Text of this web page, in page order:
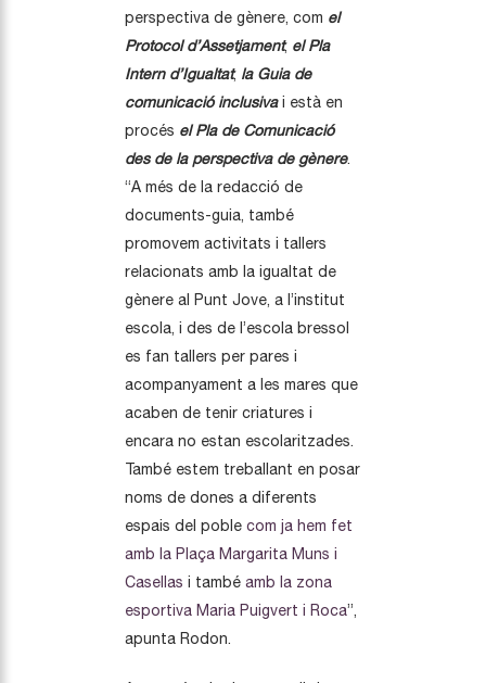
perspectiva de gènere, com el
Protocol d’Assetjament, el Pla
Intern d’Igualtat, la Guia de
comunicació inclusivai està en
procés el Pla de Comunicació
des de la perspectiva de gènere.
“A més de la redacció de
documents-guia, també
promovem activitats i tallers
relacionats amb la igualtat de
gènere al Punt Jove, a l’institut
escola, i des de l’escola bressol
es fan tallers per pares i
acompanyament a les mares que
acaben de tenir criatures i
encara no estan escolaritzades.
També estem treballant en posar
noms de dones a diferents
espais del poble com ja hem fet
amb la Plaça Margarita Muns i
Casellas i també amb la zona
esportiva Maria Puigvert i Roca”,
apunta Rodon.